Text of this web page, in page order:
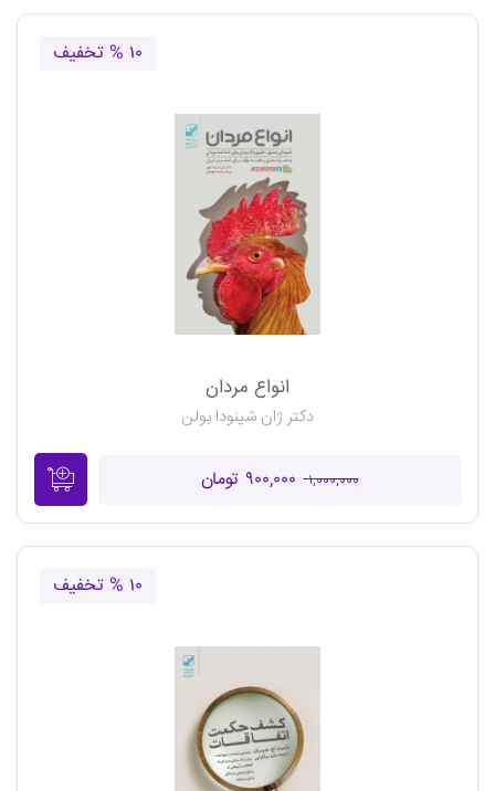
۱۰ % تخفیف
انواع مردان
دکتر ژان شینودا بولن
۱,۰۰۰,۰۰۰ ۹۰۰,۰۰۰ تومان
۱۰ % تخفیف